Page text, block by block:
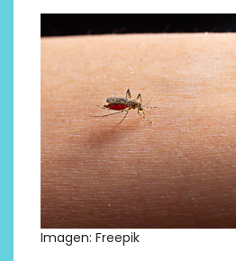
Imagen: Freepik